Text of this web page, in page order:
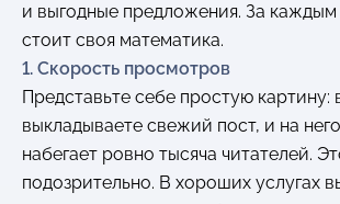
и выгодные предложения. За
стоит своя математика.
1. Скорость просмотров
Представьте себе простую картину:
выкладываете свежий пост, и на
набегает ровно тысяча читателей.
подозрительно. В хороших услугах